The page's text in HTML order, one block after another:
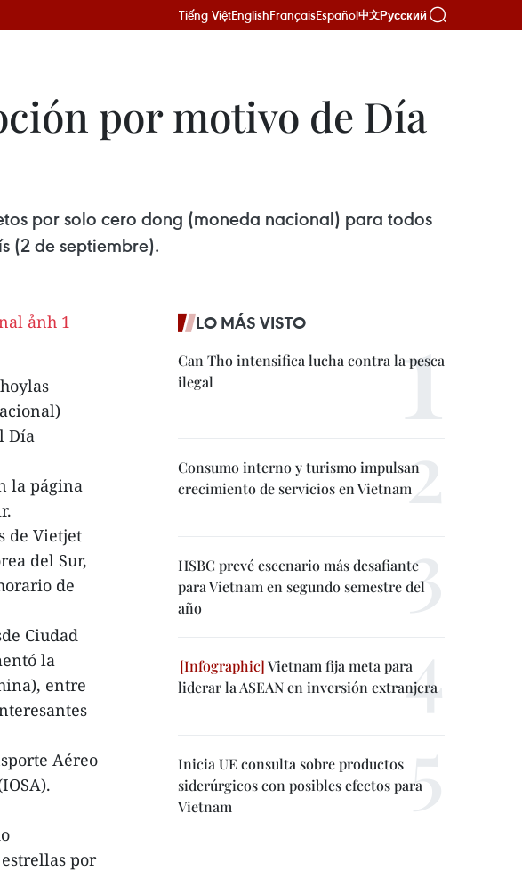
Tiếng ViệtEnglishFrançaisEspañol中文Русский
por motivo de Día
por solo cero dong (moneda nacional) para todos
(2 de septiembre).
Día
la página
de Vietjet
del Sur,
de
Ciudad
la
entre
Aéreo
por
LO MÁS VISTO
Can Tho intensifica lucha contra la pesca
ilegal
Consumo interno y turismo impulsan
crecimiento de servicios en Vietnam
HSBC prevé escenario más desafiante
para Vietnam en segundo semestre del
año
Vietnam fija meta para
liderar la ASEAN en inversión extranjera
Inicia UE consulta sobre productos
siderúrgicos con posibles efectos para
Vietnam